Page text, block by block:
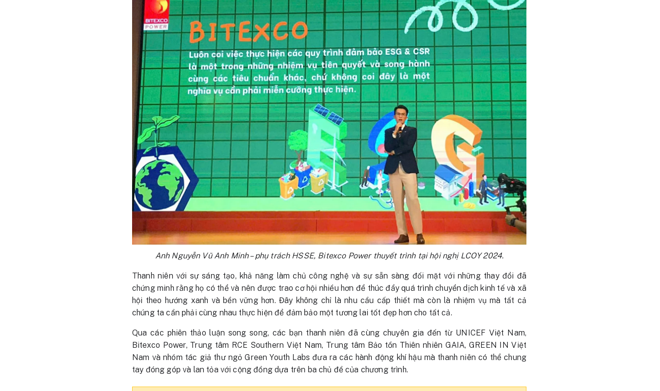
Anh Nguyễn Vũ Anh Minh – phụ trách HSSE, Bitexco Power thuyết trình tại hội nghị LCOY 2024.
Thanh niên với sự sáng tạo, khả năng làm chủ công nghệ và sự sẵn sàng đối mặt với những thay đổi đã
chứng minh rằng họ có thể và nên được trao cơ hội nhiều hơn để thúc đẩy quá trình chuyển dịch kinh tế và xã
hội theo hướng xanh và bền vững hơn. Đây không chỉ là nhu cầu cấp thiết mà còn là nhiệm vụ mà tất cả
chúng ta cần phải cùng nhau thực hiện để đảm bảo một tương lai tốt đẹp hơn cho tất cả.
Qua các phiên thảo luận song song, các bạn thanh niên đã cùng chuyên gia đến từ UNICEF Việt Nam,
Bitexco Power, Trung tâm RCE Southern Việt Nam, Trung tâm Bảo tồn Thiên nhiên GAIA, GREEN IN Việt
Nam và nhóm tác giả thư ngỏ Green Youth Labs đưa ra các hành động khí hậu mà thanh niên có thể chung
tay đóng góp và lan tỏa với cộng đồng dựa trên ba chủ đề của chương trình.